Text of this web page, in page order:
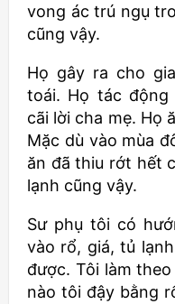
vong ác trú ngụ
cũng vậy.
Họ gây ra cho
toái. Họ tác
cãi lời cha mẹ. Họ
Mặc dù vào mùa
ăn đã thiu rớt hết
lạnh cũng vậy.
Sư phụ tôi có
vào rổ, giá, tủ
được. Tôi làm
nào tôi đậy bằng